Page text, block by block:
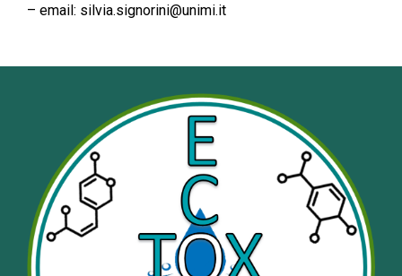
– email: silvia.signorini@unimi.it